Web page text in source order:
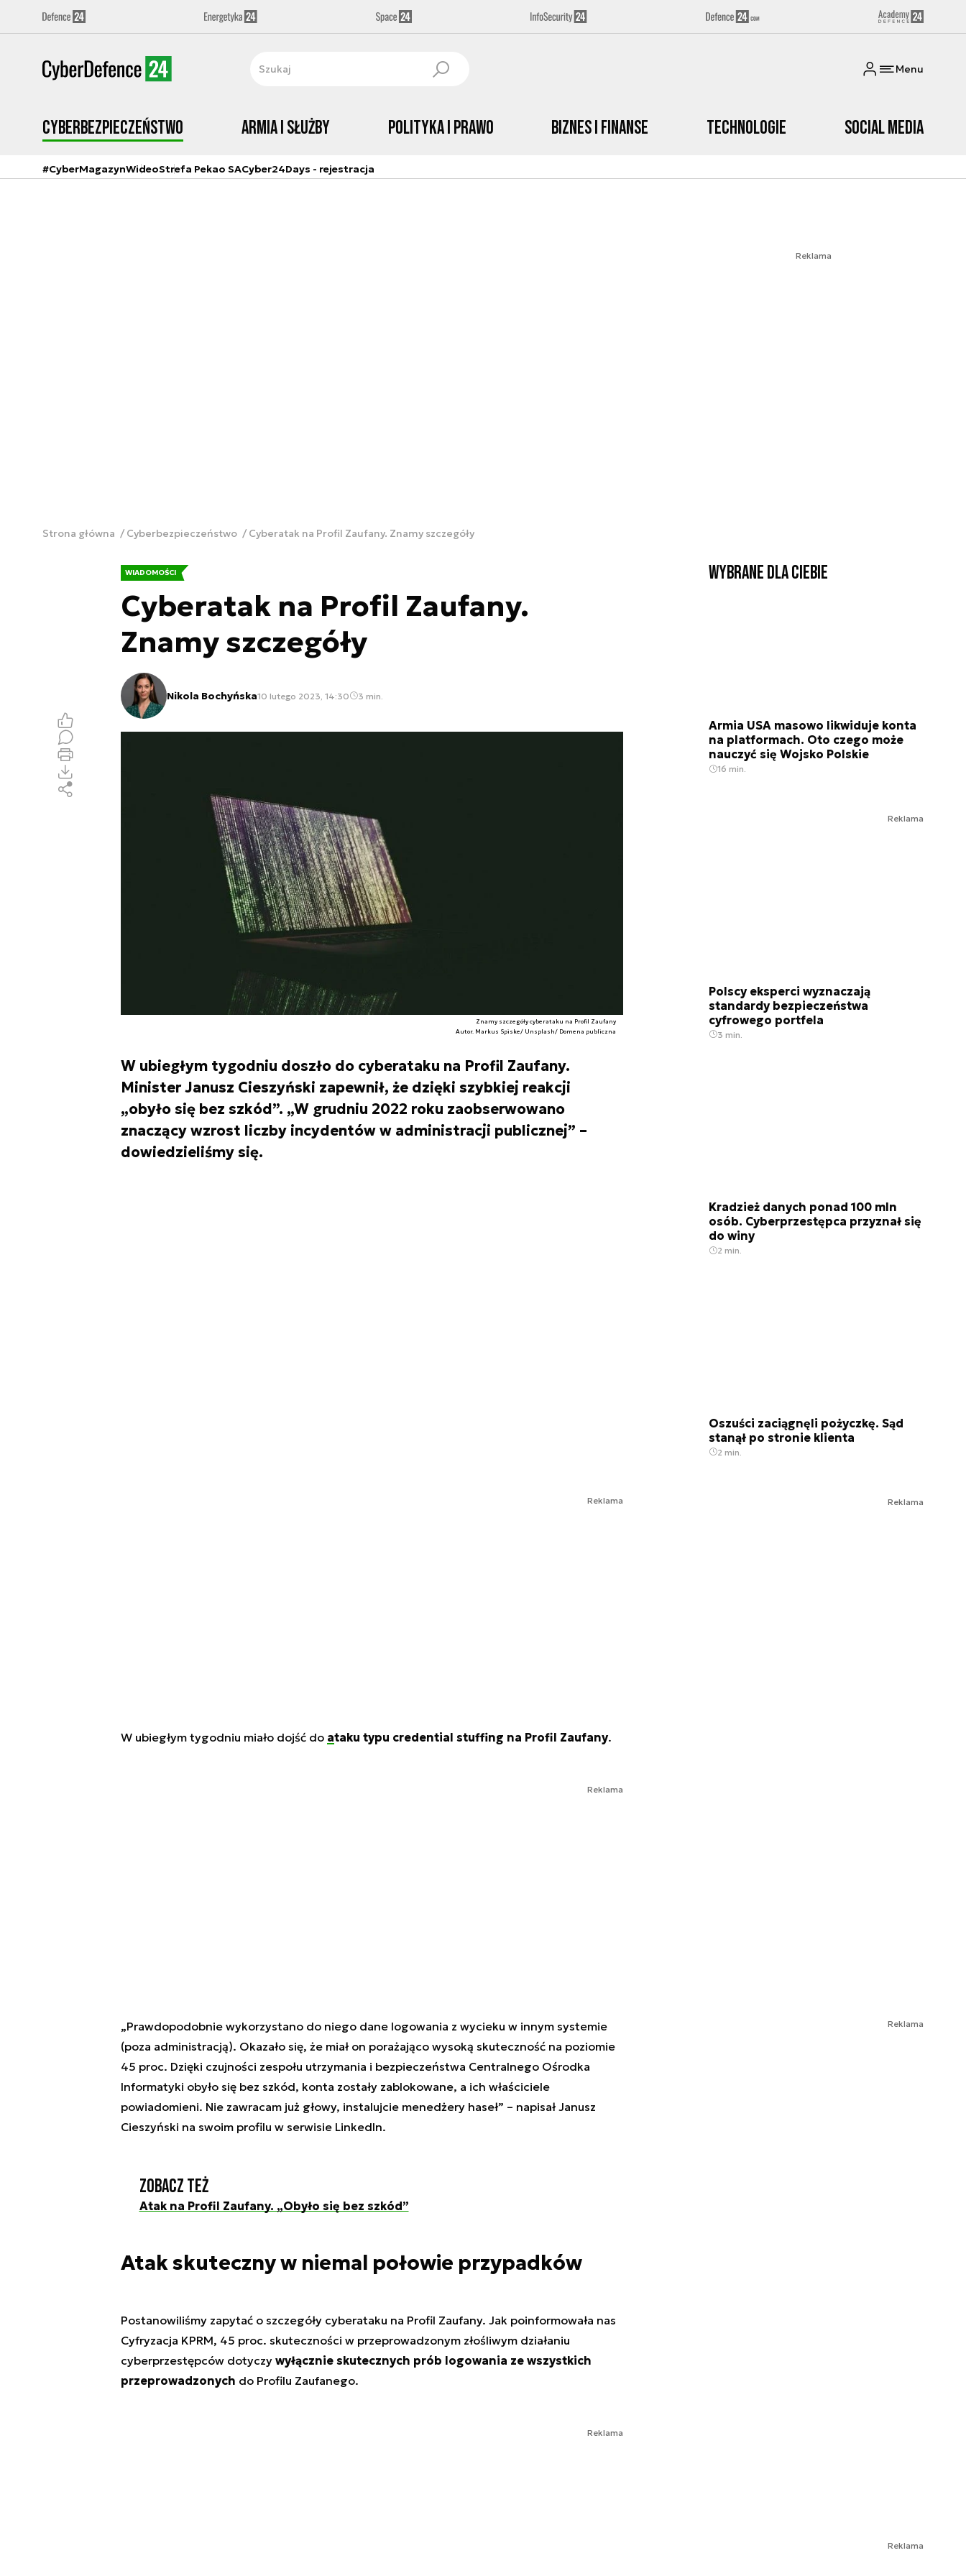
Menu
Cyberbezpieczeństwo Armia i Służby Polityka i prawo Biznes i Finanse Technologie Social media
#CyberMagazynWideoStrefa Pekao SACyber24Days - rejestracja
Reklama
Strona główna Cyberbezpieczeństwo Cyberatak na Profil Zaufany. Znamy szczegóły
WIADOMOŚCI
Cyberatak na Profil Zaufany.
Znamy szczegóły
Nikola Bochyńska10 lutego 2023, 14:30 3 min.
Znamy szczegóły cyberataku na Profil Zaufany
Autor. Markus Spiske/ Unsplash/ Domena publiczna
W ubiegłym tygodniu doszło do cyberataku na Profil Zaufany.
Minister Janusz Cieszyński zapewnił, że dzięki szybkiej reakcji
„obyło się bez szkód”. „W grudniu 2022 roku zaobserwowano
znaczący wzrost liczby incydentów w administracji publicznej” –
dowiedzieliśmy się.
Reklama
W ubiegłym tygodniu miało dojść do ataku typu credential stuffing na Profil Zaufany.
Reklama
„Prawdopodobnie wykorzystano do niego dane logowania z wycieku w innym systemie
(poza administracją). Okazało się, że miał on porażająco wysoką skuteczność na poziomie
45 proc. Dzięki czujności zespołu utrzymania i bezpieczeństwa Centralnego Ośrodka
Informatyki obyło się bez szkód, konta zostały zablokowane, a ich właściciele
powiadomieni. Nie zawracam już głowy, instalujcie menedżery haseł” – napisał Janusz
Cieszyński na swoim profilu w serwisie LinkedIn.
Zobacz też
Atak na Profil Zaufany. „Obyło się bez szkód”
Atak skuteczny w niemal połowie przypadków
Postanowiliśmy zapytać o szczegóły cyberataku na Profil Zaufany. Jak poinformowała nas
Cyfryzacja KPRM, 45 proc. skuteczności w przeprowadzonym złośliwym działaniu
cyberprzestępców dotyczy wyłącznie skutecznych prób logowania ze wszystkich
przeprowadzonych do Profilu Zaufanego.
Reklama
Wybrane dla Ciebie
Armia USA masowo likwiduje konta
na platformach. Oto czego może
nauczyć się Wojsko Polskie
16 min.
Reklama
Polscy eksperci wyznaczają
standardy bezpieczeństwa
cyfrowego portfela
3 min.
Kradzież danych ponad 100 mln
osób. Cyberprzestępca przyznał się
do winy
2 min.
Oszuści zaciągnęli pożyczkę. Sąd
stanął po stronie klienta
2 min.
Reklama
Reklama
Reklama